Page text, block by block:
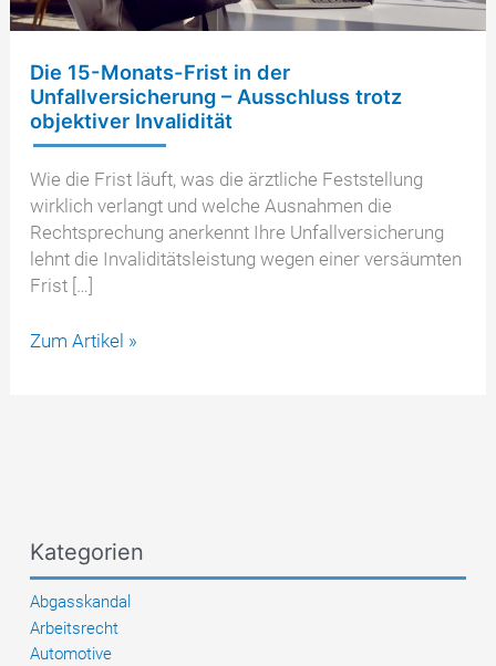
Die 15-Monats-Frist in der
Unfallversicherung – Ausschluss trotz
objektiver Invalidität
Wie die Frist läuft, was die ärztliche Feststellung
wirklich verlangt und welche Ausnahmen die
Rechtsprechung anerkennt Ihre Unfallversicherung
lehnt die Invaliditätsleistung wegen einer versäumten
Frist […]
Die
Ausschluss
trotz
objektiver
Invalidität
Zum Artikel »
Kategorien
Abgasskandal
Arbeitsrecht
Automotive